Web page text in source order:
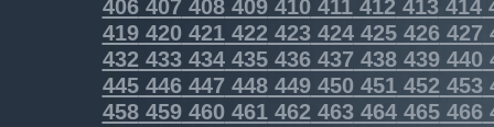
406407408409410411412413414
419420421422423424425426427
432433434435436437438439440
445446447448449450451452453
458459460461462463464465466